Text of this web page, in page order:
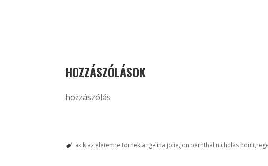
HOZZÁSZÓLÁSOK
hozzászólás
akik az eletemre tornek angelina jolie jon bernthal nicholas hoult